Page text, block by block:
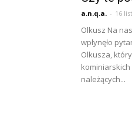
a.n.q.a. - 16
Olkusz Na
wpłynęło
Olkusza,
należących...